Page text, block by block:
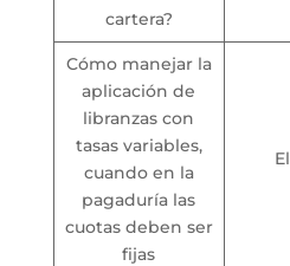
cartera?
Cómo manejar la
aplicación de
libranzas con
tasas variables,
cuando en la
pagaduría las
cuotas deben ser
fijas